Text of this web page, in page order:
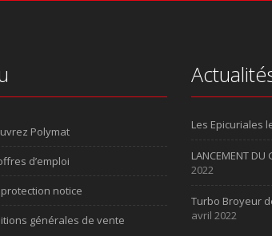
Polymat
d’emploi
notice
générales de vente
Les Epicuriales
LANCEMENT DU
2022
Turbo Broyeur
avril 2022